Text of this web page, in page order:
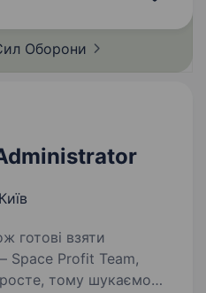
Наша мета —
Оборони
готові взяти
тому шукаємо